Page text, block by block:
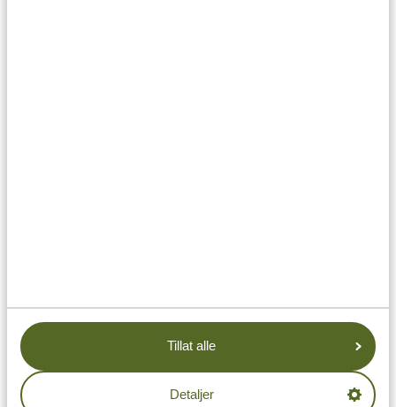
Tillat alle
Detaljer
klatrepraksis, og sikrer at våre bærere, guider og hele
mannskapet blir behandlet med respekt og rettferdig
kompensert.
Vårt partnerskap med KRTO betyr også at vi følger de